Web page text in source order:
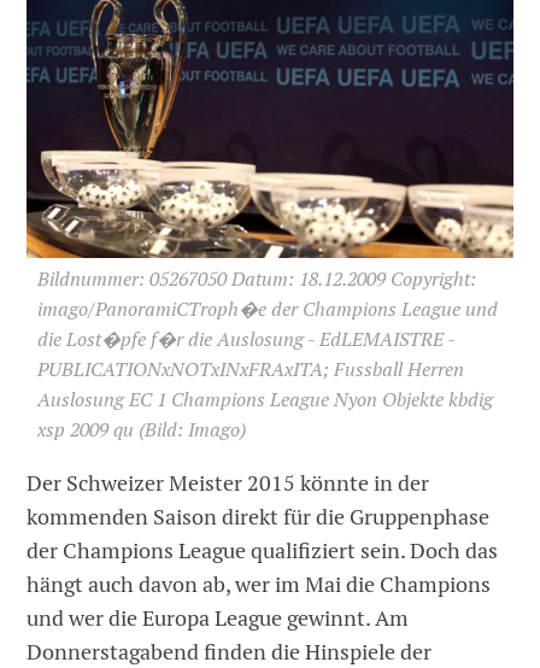
Bildnummer: 05267050 Datum: 18.12.2009 Copyright:
imago/PanoramiCTroph�e der Champions League und
die Lost�pfe f�r die Auslosung - EdLEMAISTRE -
PUBLICATIONxNOTxINxFRAxITA; Fussball Herren
Auslosung EC 1 Champions League Nyon Objekte kbdig
xsp 2009 qu (Bild: Imago)
Der Schweizer Meister 2015 könnte in der
kommenden Saison direkt für die Gruppenphase
der Champions League qualifiziert sein. Doch das
hängt auch davon ab, wer im Mai die Champions
und wer die Europa League gewinnt. Am
Donnerstagabend finden die Hinspiele der